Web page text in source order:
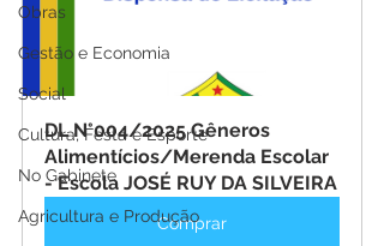
Obras
Gestão e Economia
Social
Cultura, Festa e Esporte
No Gabinete
Agricultura e Produção
DL N°004/2025 Gêneros
Alimentícios/Merenda Escolar
- Escola JOSÉ RUY DA SILVEIRA
Comprar